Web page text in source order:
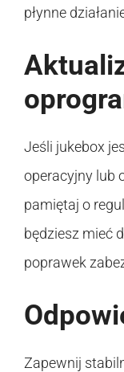
płynne
Jeśli jukebox
operacyjny lub
pamiętaj o
będziesz mieć
poprawek
Zapewnij